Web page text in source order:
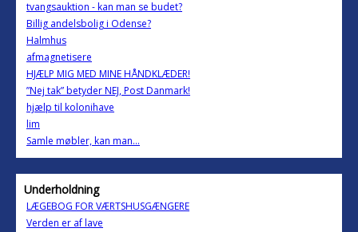
tvangsauktion - kan man se budet?
Billig andelsbolig i Odense?
Halmhus
afmagnetisere
HJÆLP MIG MED MINE HÅNDKLÆDER!
”Nej tak” betyder NEJ, Post Danmark!
hjælp til kolonihave
lim
Samle møbler, kan man...
Underholdning
LÆGEBOG FOR VÆRTSHUSGÆNGERE
Verden er af lave